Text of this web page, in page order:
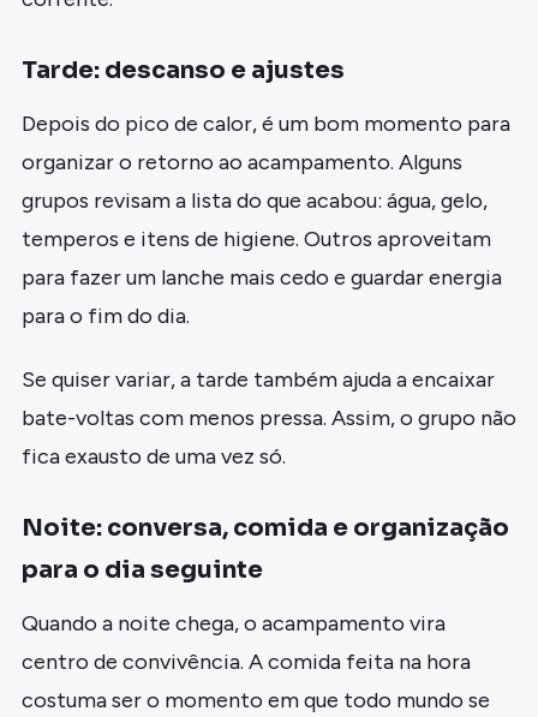
Tarde: descanso e ajustes
Depois do pico de calor, é um bom momento para
organizar o retorno ao acampamento. Alguns
grupos revisam a lista do que acabou: água, gelo,
temperos e itens de higiene. Outros aproveitam
para fazer um lanche mais cedo e guardar energia
para o fim do dia.
Se quiser variar, a tarde também ajuda a encaixar
bate-voltas com menos pressa. Assim, o grupo não
fica exausto de uma vez só.
Noite: conversa, comida e organização
para o dia seguinte
Quando a noite chega, o acampamento vira
centro de convivência. A comida feita na hora
costuma ser o momento em que todo mundo se